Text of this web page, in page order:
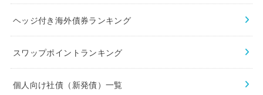
ヘッジ付き海外債券ランキング
スワップポイントランキング
個人向け社債（新発債）一覧